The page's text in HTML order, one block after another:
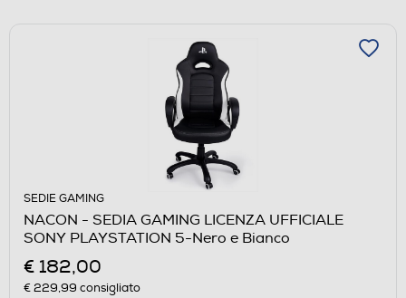
SEDIE GAMING
NACON - SEDIA GAMING LICENZA UFFICIALE
SONY PLAYSTATION 5-Nero e Bianco
€ 182,00
€ 229,99 consigliato